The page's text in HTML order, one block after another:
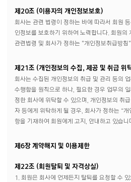
제20조 (이용자의 개인정보보호)
회사는 관련 법령이 정하는 바에 따라서 회원
인정보를 보호하기 위하여 노력합니다. 회원의
관련법령 및 회사가 정하는 "개인정보취급방침
제21조 (개인정보의 수집, 제공 및 취급 위
회사는 수집된 개인정보의 취급 및 관리 등의
수행함을 원칙으로 하나, 필요한 경우 업무의
정한 회사에 위탁할 수 있으며, 개인정보의 취
자 등에게 위탁하게 될 경우, 회사가 정하는 “
항을 기재하여 회원에게 고지, 안내하고 있습니
제6장 계약해지 및 이용제한
제22조 (회원탈퇴 및 자격상실)
1. 회원은 회사에 언제든지 탈퇴를 요청할 수